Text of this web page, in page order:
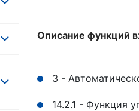
Описание функций
3 -
14.2.1 - Функция